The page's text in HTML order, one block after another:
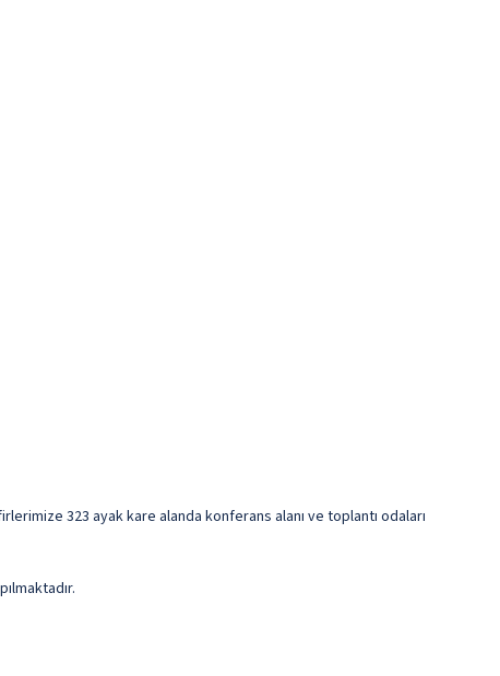
323 ayak kare alanda konferans alanı ve toplantı odaları